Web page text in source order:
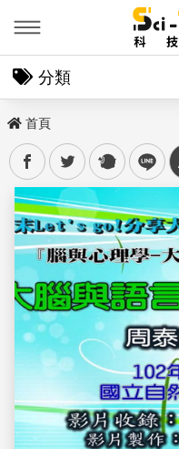
分類
首頁
facebooktwitter plurk line